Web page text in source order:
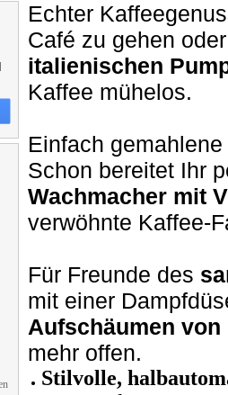
Echter
Café zu gehen
italienischen
Kaffee mühelos.
Einfach
Schon bereitet Ihr
Wachmacher mit
verwöhnte Kaffee-
Für Freunde des
mit einer
Aufschäumen von
mehr offen.
Stilvolle,